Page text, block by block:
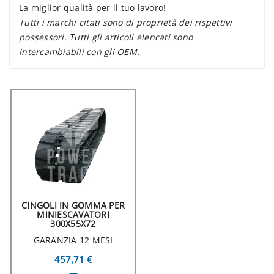
La miglior qualità per il tuo lavoro!
Tutti i marchi citati sono di proprietà dei rispettivi
possessori. Tutti gli articoli elencati sono
intercambiabili con gli OEM.
CINGOLI IN GOMMA PER
MINIESCAVATORI
300X55X72
GARANZIA 12 MESI
457,71 €